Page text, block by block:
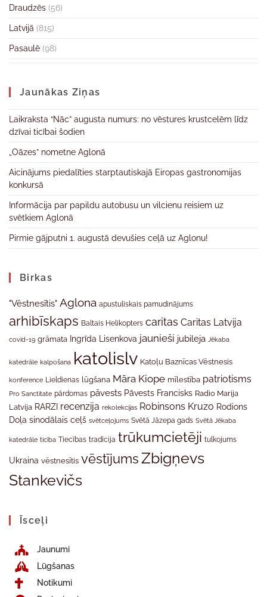
Draudzēs (56)
Latvijā (815)
Pasaulē (98)
Jaunākas Ziņas
Laikraksta “Nāc” augusta numurs: no vēstures krustcelēm līdz
dzīvai ticībai šodien
„Oāzes” nometne Aglonā
Aicinājums piedalīties starptautiskajā Eiropas gastronomijas
konkursā
Informācija par papildu autobusu un vilcienu reisiem uz
svētkiem Aglonā
Pirmie gājputni 1. augustā devušies ceļā uz Aglonu!
Birkas
"Vēstnesītis" Aglona apustuliskais pamudinājums
arhibīskaps Baltais Helikopters caritas Caritas Latvija
covid-19 grāmata Ingrīda Lisenkova jaunieši jubileja Jēkaba
katedrāle kalpošana katolislv Katoļu Baznīcas Vēstnesis
konference Lieldienas lūgšana Māra Kiope mīlestība patriotisms
Pro Sanctitate pārdomas pāvests Pāvests Francisks Radio Marija
Latvija RARZI recenzija rekolekcijas Robinsons Kruzo Rodions
Doļa sinodālais ceļš svētceļojums Svētā Jāzepa gads Svētā Jēkaba
katedrāle ticība Tiecības tradīcija trūkumcietēji tulkojums
Ukraina vēstnesītis vēstījumsZbigņevs
Stankevičs
Īsceļi
Jaunumi
Lūgšanas
Notikumi